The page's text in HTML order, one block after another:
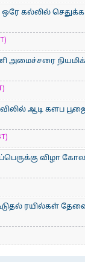
கல்லில்
அமைச்சரை
ஆடி களப
விழா
ரயில்கள்